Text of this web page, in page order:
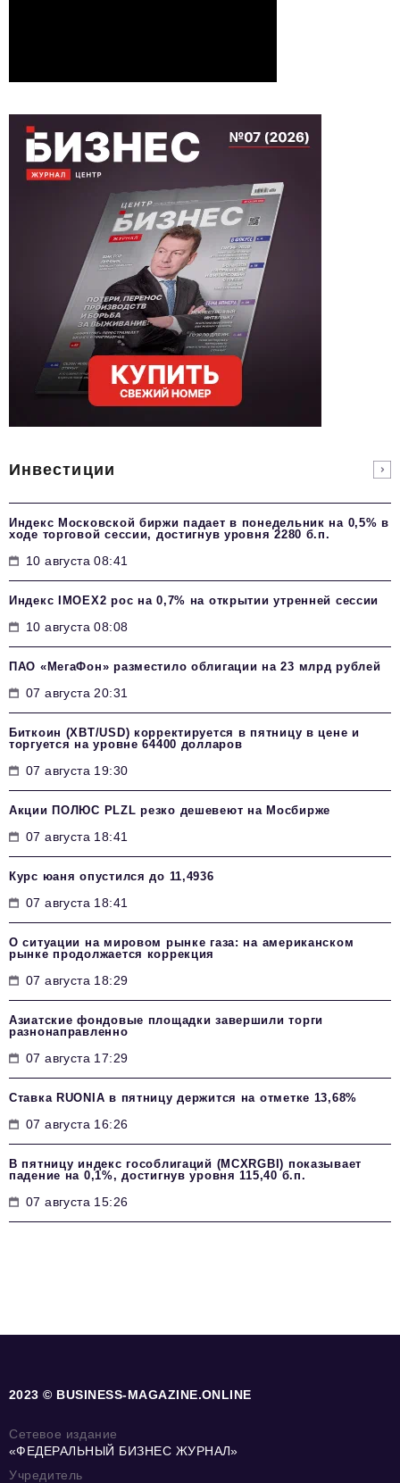
Инвестиции
Индекс Московской биржи падает в понедельник на 0,5% в
ходе торговой сессии, достигнув уровня 2280 б.п.
10 августа 08:41
Индекс IMOEX2 рос на 0,7% на открытии утренней сессии
10 августа 08:08
ПАО «МегаФон» разместило облигации на 23 млрд рублей
07 августа 20:31
Биткоин (XBT/USD) корректируется в пятницу в цене и
торгуется на уровне 64400 долларов
07 августа 19:30
Акции ПОЛЮС PLZL резко дешевеют на Мосбирже
07 августа 18:41
Курс юаня опустился до 11,4936
07 августа 18:41
О ситуации на мировом рынке газа: на американском
рынке продолжается коррекция
07 августа 18:29
Азиатские фондовые площадки завершили торги
разнонаправленно
07 августа 17:29
Ставка RUONIA в пятницу держится на отметке 13,68%
07 августа 16:26
В пятницу индекс гособлигаций (MCXRGBI) показывает
падение на 0,1%, достигнув уровня 115,40 б.п.
07 августа 15:26
2023 © BUSINESS-MAGAZINE.ONLINE
Сетевое издание
«ФЕДЕРАЛЬНЫЙ БИЗНЕС ЖУРНАЛ»
Учредитель